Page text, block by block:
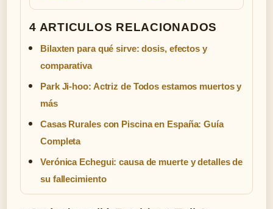
4 ARTICULOS RELACIONADOS
Bilaxten para qué sirve: dosis, efectos y
comparativa
Park Ji-hoo: Actriz de Todos estamos muertos y
más
Casas Rurales con Piscina en España: Guía
Completa
Verónica Echegui: causa de muerte y detalles de
su fallecimiento